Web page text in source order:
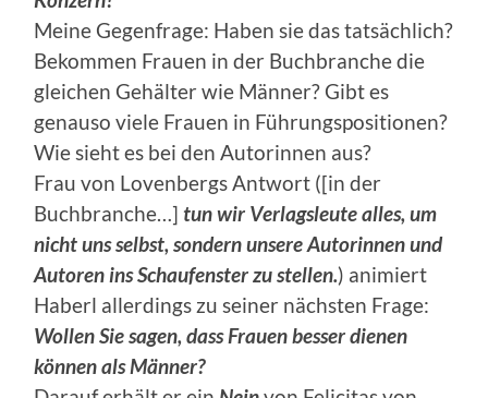
Meine Gegenfrage: Haben sie das tatsächlich?
Bekommen Frauen in der Buchbranche die
gleichen Gehälter wie Männer? Gibt es
genauso viele Frauen in Führungspositionen?
Wie sieht es bei den Autorinnen aus?
Frau von Lovenbergs Antwort ([in der
Buchbranche…] tun wir Verlagsleute alles, um
nicht uns selbst, sondern unsere Autorinnen und
Autoren ins Schaufenster zu stellen.) animiert
Haberl allerdings zu seiner nächsten Frage:
Wollen Sie sagen, dass Frauen besser dienen
können als Männer?